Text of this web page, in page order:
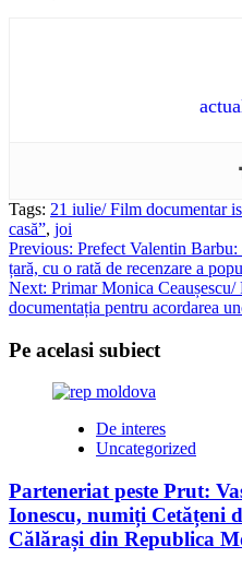
Tags: 21 iulie/ Film documentar
casă”, joi
Post
navigation
Previous: Prefect Valentin Barbu:
țară, cu o rată de recenzare a
Next: Primar Monica Ceaușescu/
documentația pentru acordarea
Pe acelasi subiect
De interes
Uncategorized
Parteneriat peste Prut:
Ionescu, numiți Cetățeni
Călărași din Republica